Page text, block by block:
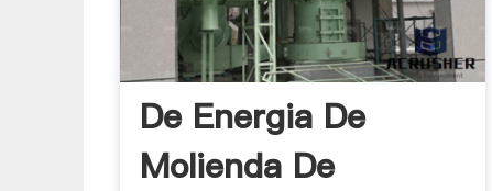
De Energia De
Molienda De